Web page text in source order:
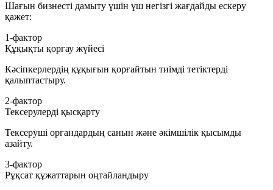
Шағын бизнесті дамыту үшін үш негізгі жағдайды ескеру
қажет:
1-фактор
Құқықты қорғау жүйесі
Кәсіпкерлердің құқығын қорғайтын тиімді тетіктерді
қалыптастыру.
2-фактор
Тексерулерді қысқарту
Тексеруші органдардың санын және әкімшілік қысымды
азайту.
3-фактор
Рұқсат құжаттарын оңтайландыру